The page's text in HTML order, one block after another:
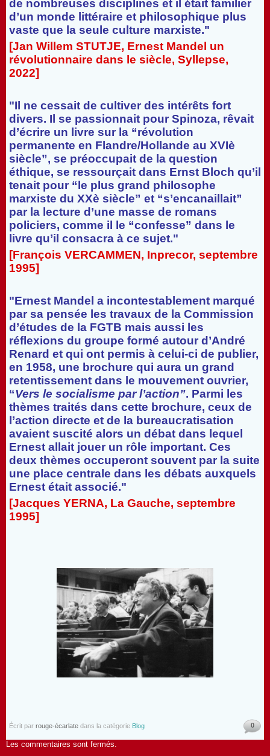
de nombreuses disciplines et il était familier
d’un monde littéraire et philosophique plus
vaste que la seule culture marxiste."
[Jan Willem STUTJE, Ernest Mandel un
révolutionnaire dans le siècle, Syllepse,
2022]
"Il ne cessait de cultiver des intérêts fort
divers. Il se passionnait pour Spinoza, rêvait
d’écrire un livre sur la “révolution
permanente en Flandre/Hollande au XVIè
siècle”, se préoccupait de la question
éthique, se ressourçait dans Ernst Bloch qu’il
tenait pour “le plus grand philosophe
marxiste du XXè siècle” et “s’encanaillait”
par la lecture d’une masse de romans
policiers, comme il le “confesse” dans le
livre qu’il consacra à ce sujet."
[François VERCAMMEN, Inprecor, septembre
1995]
"Ernest Mandel a incontestablement marqué
par sa pensée les travaux de la Commission
d’études de la FGTB mais aussi les
réflexions du groupe formé autour d’André
Renard et qui ont permis à celui-ci de publier,
en 1958, une brochure qui aura un grand
retentissement dans le mouvement ouvrier,
“Vers le socialisme par l’action”. Parmi les
thèmes traités dans cette brochure, ceux de
l’action directe et de la bureaucratisation
avaient suscité alors un débat dans lequel
Ernest allait jouer un rôle important. Ces
deux thèmes occuperont souvent par la suite
une place centrale dans les débats auxquels
Ernest était associé."
[Jacques YERNA, La Gauche, septembre
1995]
Écrit par rouge-écarlate dans la catégorie Blog 0
Les commentaires sont fermés.